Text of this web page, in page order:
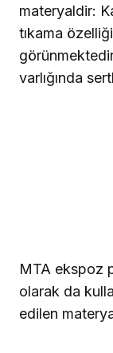
materyaldir:
tıkama
varlığında
MTA ekspoz
olarak da
edilen